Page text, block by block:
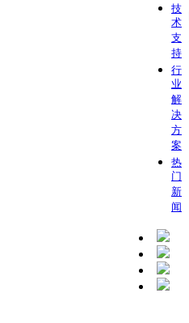
技
术
支
持
行
业
解
决
方
案
热
门
新
闻